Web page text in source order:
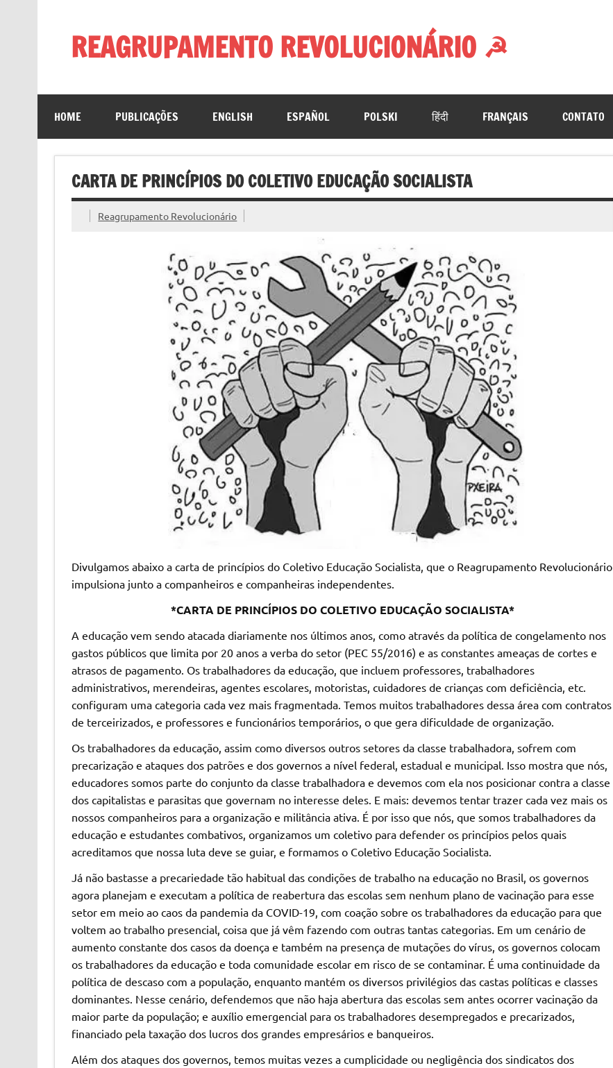
REAGRUPAMENTO REVOLUCIONÁRIO ☭
HOME PUBLICAÇÕES ENGLISH ESPAÑOL POLSKI हिंदी FRANÇAIS CONTATO
CARTA DE PRINCÍPIOS DO COLETIVO EDUCAÇÃO SOCIALISTA
Reagrupamento Revolucionário
Divulgamos abaixo a carta de princípios do Coletivo Educação Socialista, que o Reagrupamento Revolucionário
impulsiona junto a companheiros e companheiras independentes.
*CARTA DE PRINCÍPIOS DO COLETIVO EDUCAÇÃO SOCIALISTA*
A educação vem sendo atacada diariamente nos últimos anos, como através da política de congelamento nos
gastos públicos que limita por 20 anos a verba do setor (PEC 55/2016) e as constantes ameaças de cortes e
atrasos de pagamento. Os trabalhadores da educação, que incluem professores, trabalhadores
administrativos, merendeiras, agentes escolares, motoristas, cuidadores de crianças com deficiência, etc.
configuram uma categoria cada vez mais fragmentada. Temos muitos trabalhadores dessa área com contratos
de terceirizados, e professores e funcionários temporários, o que gera dificuldade de organização.
Os trabalhadores da educação, assim como diversos outros setores da classe trabalhadora, sofrem com
precarização e ataques dos patrões e dos governos a nível federal, estadual e municipal. Isso mostra que nós,
educadores somos parte do conjunto da classe trabalhadora e devemos com ela nos posicionar contra a classe
dos capitalistas e parasitas que governam no interesse deles. E mais: devemos tentar trazer cada vez mais os
nossos companheiros para a organização e militância ativa. É por isso que nós, que somos trabalhadores da
educação e estudantes combativos, organizamos um coletivo para defender os princípios pelos quais
acreditamos que nossa luta deve se guiar, e formamos o Coletivo Educação Socialista.
Já não bastasse a precariedade tão habitual das condições de trabalho na educação no Brasil, os governos
agora planejam e executam a política de reabertura das escolas sem nenhum plano de vacinação para esse
setor em meio ao caos da pandemia da COVID-19, com coação sobre os trabalhadores da educação para que
voltem ao trabalho presencial, coisa que já vêm fazendo com outras tantas categorias. Em um cenário de
aumento constante dos casos da doença e também na presença de mutações do vírus, os governos colocam
os trabalhadores da educação e toda comunidade escolar em risco de se contaminar. É uma continuidade da
política de descaso com a população, enquanto mantém os diversos privilégios das castas políticas e classes
dominantes. Nesse cenário, defendemos que não haja abertura das escolas sem antes ocorrer vacinação da
maior parte da população; e auxílio emergencial para os trabalhadores desempregados e precarizados,
financiado pela taxação dos lucros dos grandes empresários e banqueiros.
Além dos ataques dos governos, temos muitas vezes a cumplicidade ou negligência dos sindicatos dos